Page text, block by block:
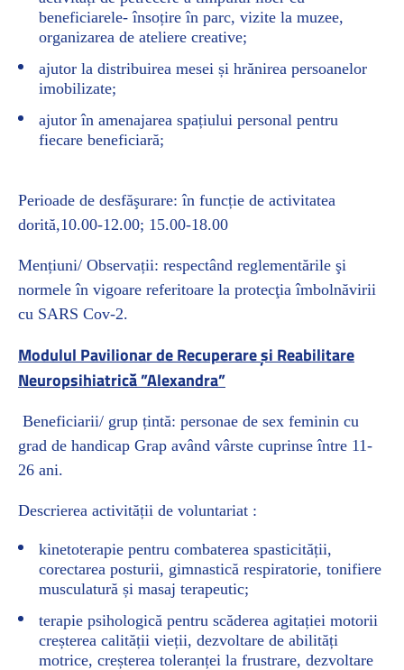
beneficiarele- însoțire în parc, vizite la muzee,
organizarea de ateliere creative;
ajutor la distribuirea mesei și hrănirea persoanelor
imobilizate;
ajutor în amenajarea spațiului personal pentru
fiecare beneficiară;
Perioade de desfăşurare: în funcție de activitatea
dorită,10.00-12.00; 15.00-18.00
Mențiuni/ Observații: respectând reglementările şi
normele în vigoare referitoare la protecţia îmbolnăvirii
cu SARS Cov-2.
Modulul Pavilionar de Recuperareși Reabilitare
Neuropsihiatrică ”Alexandra”
Beneficiarii/ grup țintă: personae de sex feminin cu
grad de handicap Grap având vârste cuprinse între 11-
26 ani.
Descrierea activității de voluntariat :
kinetoterapie pentru combaterea spasticității,
corectarea posturii, gimnastică respiratorie, tonifiere
musculatură și masaj terapeutic;
terapie psihologică pentru scăderea agitației motorii
creșterea calității vieții, dezvoltare de abilități
motrice, creșterea toleranței la frustrare, dezvoltare